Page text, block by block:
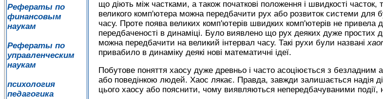
Рефераты по
финансовым
наукам
Рефераты по
управленческим
наукам
психология
педагогика
що діють між частками, а також початкові положення і швидкості часток,
великого комп'ютера можна передбачити рух або розвиток системи для
часу. Проте поява великих комп'ютерів швидких комп'ютерів не привела
передбаченості в динаміці. Було виявлено що рух деяких дуже простих
можна передбачити на великий інтервал часу. Такі рухи були названі
привабило в динаміку деякі нові математичні ідеї.
Побутове поняття хаосу дуже древньо і часто асоціюється з
або поведінкою людей. Хаос лякає. Правда, завжди залишається надія
цього хаосу або пояснити, чому виявляються непередбачуваними події,